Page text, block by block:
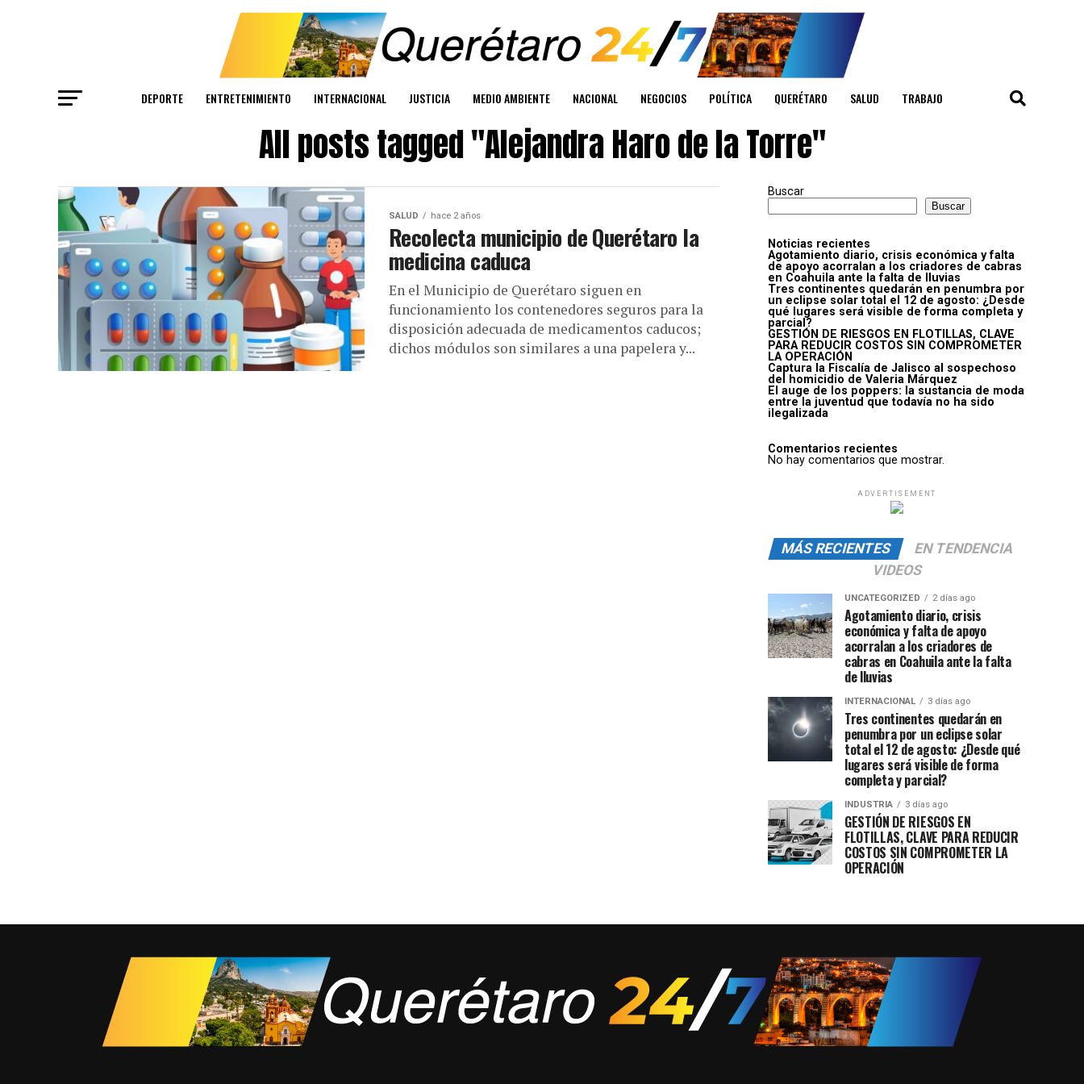
DEPORTE ENTRETENIMIENTO INTERNACIONAL JUSTICIA MEDIO AMBIENTE NACIONAL NEGOCIOS POLÍTICA QUERÉTARO SALUD TRABAJO
All posts tagged "Alejandra Haro de la Torre"
SALUD hace 2 años
Recolecta municipio de Querétaro la
medicina caduca
En el Municipio de Querétaro siguen en
funcionamiento los contenedores seguros para la
disposición adecuada de medicamentos caducos;
dichos módulos son similares a una papelera y...
Buscar
Buscar
Noticias recientes
Agotamiento diario, crisis económica y falta
de apoyo acorralan a los criadores de cabras
en Coahuila ante la falta de lluvias
Tres continentes quedarán en penumbra por
un eclipse solar total el 12 de agosto: ¿Desde
qué lugares será visible de forma completa y
parcial?
GESTIÓN DE RIESGOS EN FLOTILLAS, CLAVE
PARA REDUCIR COSTOS SIN COMPROMETER
LA OPERACIÓN
Captura la Fiscalía de Jalisco al sospechoso
del homicidio de Valeria Márquez
El auge de los poppers: la sustancia de moda
entre la juventud que todavía no ha sido
ilegalizada
Comentarios recientes
No hay comentarios que mostrar.
ADVERTISEMENT
MÁS RECIENTES
EN TENDENCIA
VIDEOS
UNCATEGORIZED 2 días ago
Agotamiento diario, crisis
económica y falta de apoyo
acorralan a los criadores de
cabras en Coahuila ante la falta
de lluvias
INTERNACIONAL 3 días ago
Tres continentes quedarán en
penumbra por un eclipse solar
total el 12 de agosto: ¿Desde qué
lugares será visible de forma
completa y parcial?
INDUSTRIA 3 días ago
GESTIÓN DE RIESGOS EN
FLOTILLAS, CLAVE PARA REDUCIR
COSTOS SIN COMPROMETER LA
OPERACIÓN